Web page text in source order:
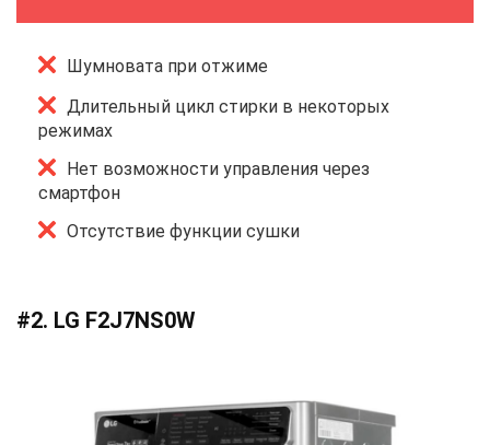
Шумновата при отжиме
Длительный цикл стирки в некоторых
режимах
Нет возможности управления через
смартфон
Отсутствие функции сушки
#2. LG F2J7NS0W